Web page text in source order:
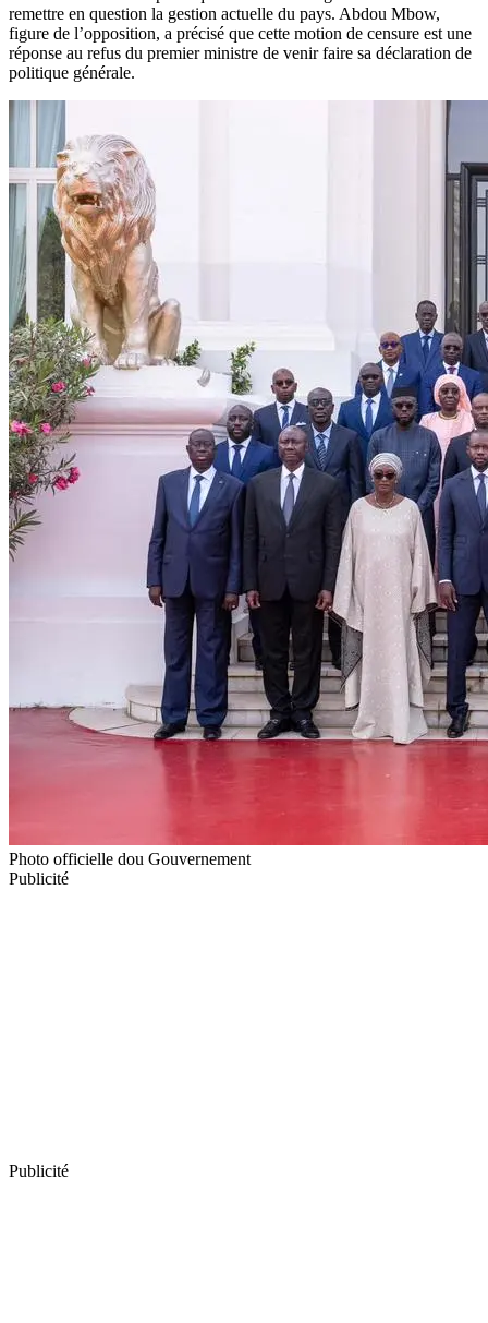
remettre en question la gestion actuelle du pays. Abdou Mbow,
figure de l’opposition, a précisé que cette motion de censure est une
réponse au refus du premier ministre de venir faire sa déclaration de
politique générale.
Photo officielle dou Gouvernement
Publicité
Publicité